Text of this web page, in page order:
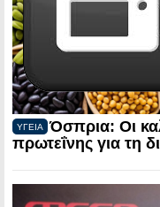
ΥΓΕΙΑ
Όσπρια: Οι
πρωτεΐνης για τη